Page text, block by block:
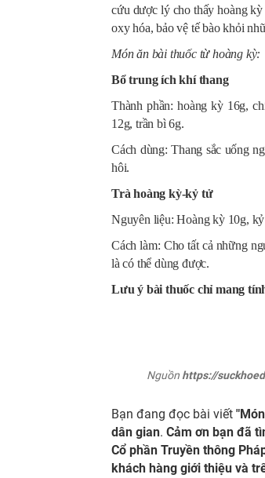
cứu dược lý cho thấy hoàng
oxy hóa, bảo vệ tế bào khỏi
Món ăn bài thuốc từ hoàng kỳ:
Bổ trung ích khí thang
Thành phần: hoàng kỳ 16g,
12g, trần bì 6g.
Cách dùng: Thang sắc uống
hôi.
Trà hoàng kỳ-kỷ tử
Nguyên liệu: Hoàng kỳ 10g,
Cách làm: Cho tất cả những
là có thể dùng được.
Lưu ý bài thuốc chỉ mang
Nguồn https://
Bạn đang đọc bài viết
dân gian. Cảm ơn bạn đã
Cổ phần Truyền thông
khách hàng giới thiệu và